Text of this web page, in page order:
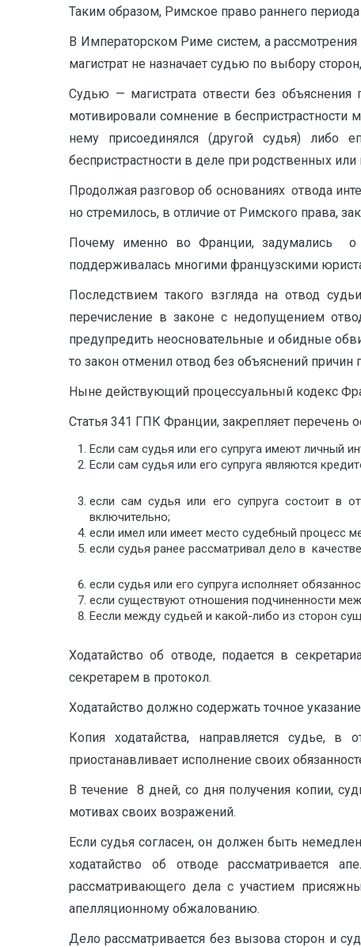
Таким образом, Римское право раннего
В Императорском Риме систем, а
магистрат не назначает судью по выбору
Судью — магистрата отвести без
мотивировали сомнение в беспристрастности
нему присоединялся (другой судья) либо
беспристрастности в деле при родственных
Продолжая разговор об основаниях отвода
но стремилось, в отличие от Римского права,
Почему именно во Франции, задумались о
поддерживалась многими французскими
Последствием такого взгляда на отвод
перечисление в законе с недопущением
предупредить неосновательные и обидные
то закон отменил отвод без объяснений причин
Ныне действующий процессуальный кодекс
Статья 341 ГПК Франции, закрепляет
Если сам судья или его супруга имеют личный
Если сам судья или его супруга являются
если сам судья или его супруга состоит в
включительно;
если имел или имеет место судебный процесс
если судья ранее рассматривал дело в
если судья или его супруга исполняет
если существуют отношения подчиненности
Еесли между судьей и какой-либо из сторон
Ходатайство об отводе, подается в
секретарем в протокол.
Ходатайство должно содержать точное
Копия ходатайства, направляется судье,
приостанавливает исполнение своих
В течение 8 дней, со дня получения копии,
мотивах своих возражений.
Если судья согласен, он должен быть
ходатайство об отводе рассматривается
рассматривающего дела с участием
апелляционному обжалованию.
Дело рассматривается без вызова сторон и